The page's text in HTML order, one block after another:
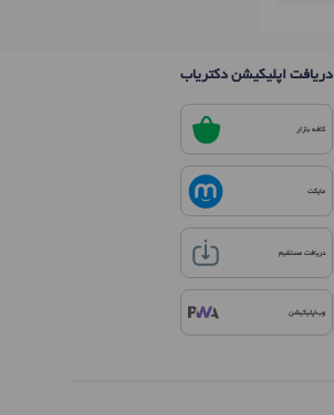
دریافت اپلیکیشن دکتریاب
کافه بازار
مایکت
دریافت مستقیم
وب‌اپلیکیشن